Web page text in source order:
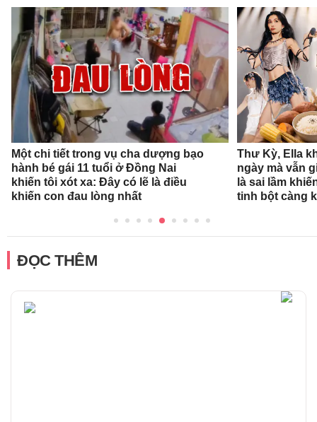
Một chi tiết trong vụ cha dượng bạo
hành bé gái 11 tuổi ở Đồng Nai
khiến tôi xót xa: Đây có lẽ là điều
khiến con đau lòng nhất
Thư Kỳ, Ella
ngày mà vẫn
là sai lầm
tinh bột càng
ĐỌC THÊM